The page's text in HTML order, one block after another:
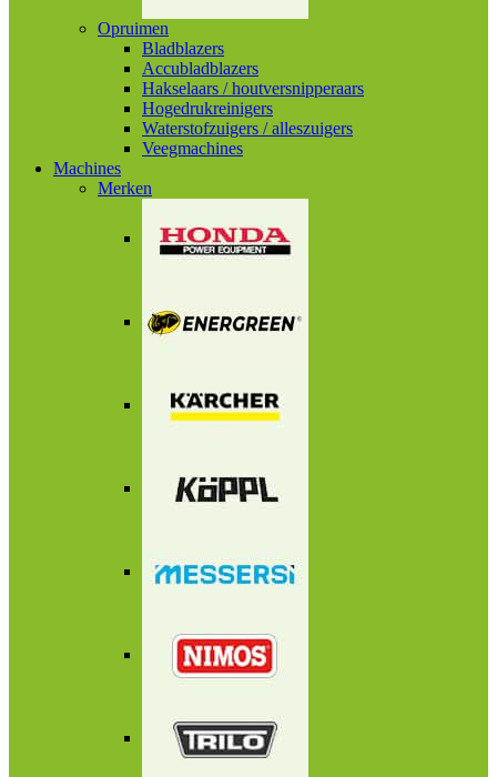
Opruimen
Bladblazers
Accubladblazers
Hakselaars / houtversnipperaars
Hogedrukreinigers
Waterstofzuigers / alleszuigers
Veegmachines
Machines
Merken